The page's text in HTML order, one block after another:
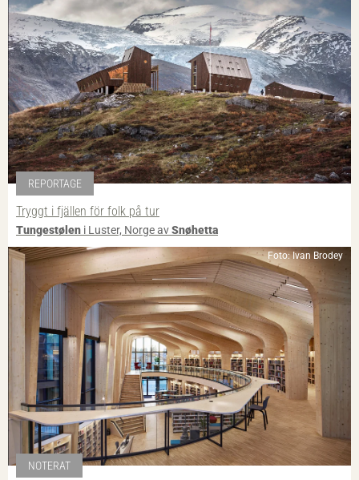
REPORTAGE
Tryggt i fjällen för folk på tur
Tungestølen i Luster, Norge avSnøhetta
Foto: Ivan Brodey
NOTERAT